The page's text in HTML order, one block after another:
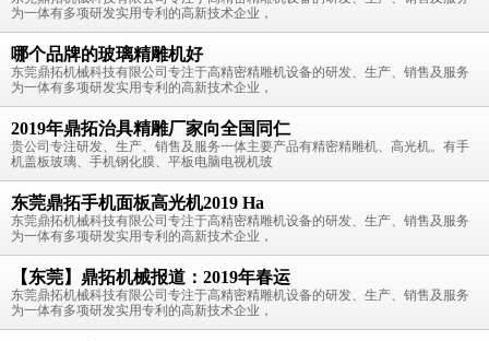
为一体有多项研发实用专利的高新技术企业，
哪个品牌的玻璃精雕机好
东莞鼎拓机械科技有限公司专注于高精密精雕机设备的研发、生产、销售及服务
为一体有多项研发实用专利的高新技术企业，
2019年鼎拓治具精雕厂家向全国同仁
贵公司专注研发、生产、销售及服务一体主要产品有精密精雕机、高光机。有手
机盖板玻璃、手机钢化膜、平板电脑电视机玻
东莞鼎拓手机面板高光机2019 Ha
东莞鼎拓机械科技有限公司专注于高精密精雕机设备的研发、生产、销售及服务
为一体有多项研发实用专利的高新技术企业，
【东莞】鼎拓机械报道：2019年春运
东莞鼎拓机械科技有限公司专注于高精密精雕机设备的研发、生产、销售及服务
为一体有多项研发实用专利的高新技术企业，